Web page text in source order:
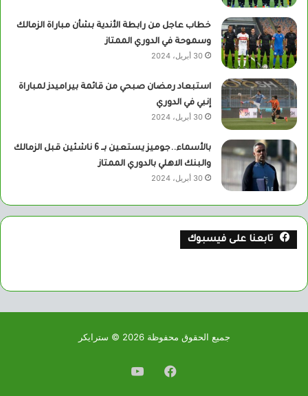
خطاب عاجل من رابطة الأندية بشأن مباراة الزمالك
وسموحة في الدوري الممتاز
30 أبريل، 2024
استبعاد رمضان صبحي من قائمة بيراميدز لمباراة
إنبي في الدوري
30 أبريل، 2024
بالأسماء..جوميز يستعين بــ 6 ناشئين قبل الزمالك
والبنك الاهلي بالدوري الممتاز
30 أبريل، 2024
تابعنا على فيسبوك
جميع الحقوق محفوظة 2026 © سترايكر
فيسبوكيوتيوب